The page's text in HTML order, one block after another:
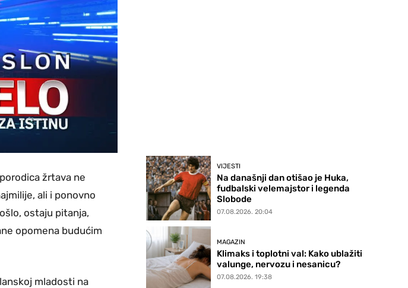
žrtava ne
ali i ponovno
ostaju pitanja,
opomena budućim
mladosti na
VIJESTI
Na današnji dan otišao je Huka,
fudbalski velemajstor i legenda
Slobode
07.08.2026. 20:04
MAGAZIN
Klimaks i toplotni val: Kako ublažiti
valunge, nervozu i nesanicu?
07.08.2026. 19:38